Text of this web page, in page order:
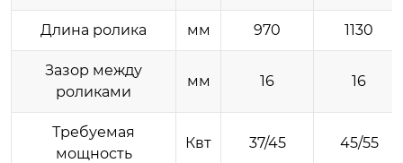
Длина ролика мм 970 1130
Зазор между
роликами
мм 16 16
Требуемая
мощность
Квт 37/45 45/55